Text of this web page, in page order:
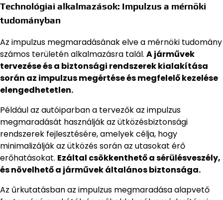
Technológiai alkalmazások: Impulzus a mérnöki
tudományban
Az impulzus megmaradásának elve a mérnöki tudomány
számos területén alkalmazásra talál. A járművek
tervezése és a biztonsági rendszerek kialakítása
során az impulzus megértése és megfelelő kezelése
elengedhetetlen.
Például az autóiparban a tervezők az impulzus
megmaradását használják az ütközésbiztonsági
rendszerek fejlesztésére, amelyek célja, hogy
minimalizálják az ütközés során az utasokat érő
erőhatásokat. Ezáltal csökkenthető a sérülésveszély,
és növelhető a járművek általános biztonsága.
Az űrkutatásban az impulzus megmaradása alapvető